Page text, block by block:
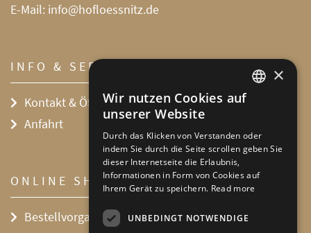
E-Mail: info@hofloessnitz.de
INFO & SERVICE
Kontakt & Öffnungszeiten
Anfahrt
ONLINE SHOP
Bestellvorgang
DEFAULT LANGUAGE
GERMAN
×
Wir nutzen Cookies auf
unserer Website
Durch das Klicken von Verstanden oder
indem Sie durch die Seite scrollen geben Sie
dieser Internetseite die Erlaubnis,
Informationen in Form von Cookies auf
Ihrem Gerät zu speichern. Read more
UNBEDINGT NOTWENDIGE